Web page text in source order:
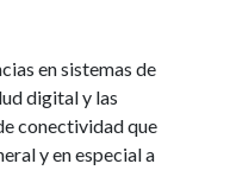
en sistemas de
digital y las
conectividad que
y en especial a